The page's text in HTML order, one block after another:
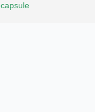
capsule